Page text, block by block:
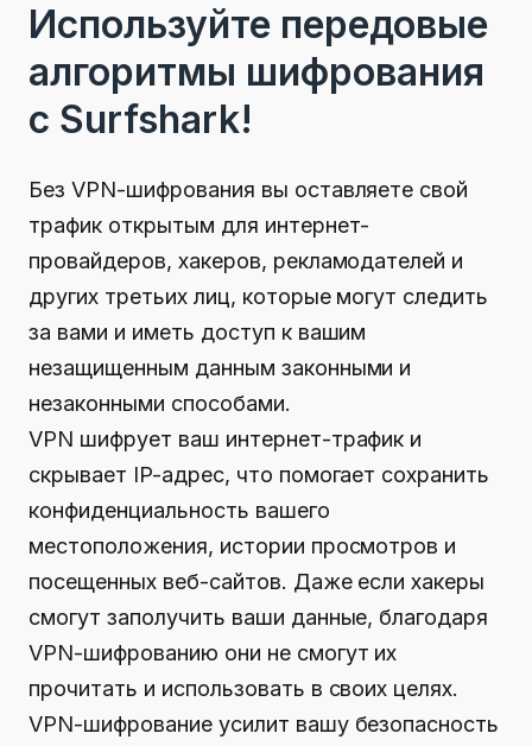
Используйте передовые
алгоритмы шифрования
с Surfshark!
Без VPN-шифрования вы оставляете свой
трафик открытым для интернет-
провайдеров, хакеров, рекламодателей и
других третьих лиц, которые могут следить
за вами и иметь доступ к вашим
незащищенным данным законными и
незаконными способами.
VPN шифрует ваш интернет-трафик и
скрывает IP-адрес, что помогает сохранить
конфиденциальность вашего
местоположения, истории просмотров и
посещенных веб-сайтов. Даже если хакеры
смогут заполучить ваши данные, благодаря
VPN-шифрованию они не смогут их
прочитать и использовать в своих целях.
VPN-шифрование усилит вашу безопасность